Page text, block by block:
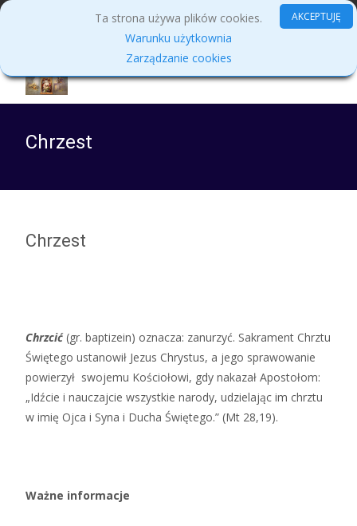
Chrzest
Chrzest
Chrzcić(gr. baptizein) oznacza: zanurzyć. Sakrament Chrztu
Świętego ustanowił Jezus Chrystus, a jego sprawowanie
powierzył swojemu Kościołowi, gdy nakazał Apostołom:
„Idźcie i nauczajcie wszystkie narody, udzielając im chrztu
w imię Ojca i Syna i Ducha Świętego.” (Mt 28,19).
Ważne informacje
Ta strona używa plików cookies.
Warunku użytkownia
Zarządzanie cookies
AKCEPTUJĘ